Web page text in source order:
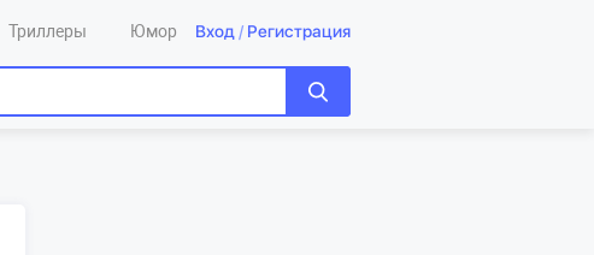
Триллеры Юмор Вход / Регистрация